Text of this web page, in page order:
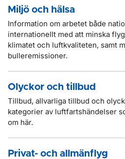
Miljö och hälsa
Information om arbetet både
internationellt med att minska
klimatet och luftkvaliteten, samt
bulleremissioner.
Olyckor och tillbud
Tillbud, allvarliga tillbud och
kategorier av luftfartshändelser
om här.
Privat- och allmänflyg